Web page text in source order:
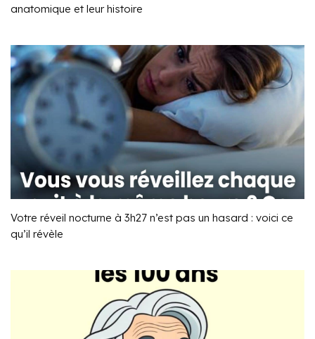
anatomique et leur histoire
Votre réveil nocturne à 3h27 n’est pas un hasard : voici ce
qu’il révèle